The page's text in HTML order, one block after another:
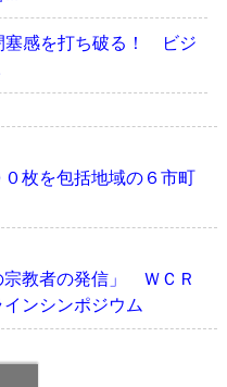
塞感を打ち破る！ ビジ
枚を包括地域の６市町
宗教者の発信」 ＷＣＲ
ンシンポジウム